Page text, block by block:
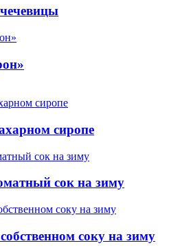
сиропе
сок на зиму
соку на зиму